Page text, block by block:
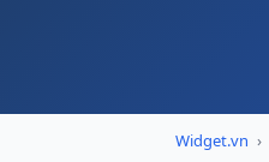
Widget.vn ›